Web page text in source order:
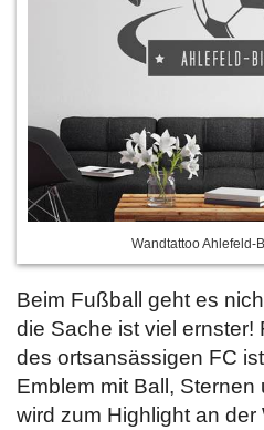
Wandtattoo Ahlefeld-
Beim Fußball geht es
die Sache ist viel ernster!
des ortsansässigen FC
Emblem mit Ball,
wird zum Highlight an der